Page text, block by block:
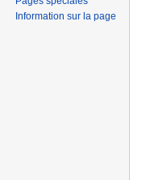
Information sur la page